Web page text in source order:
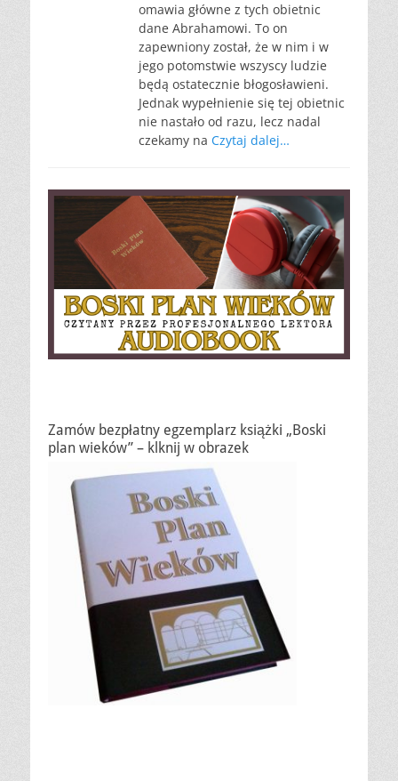
omawia główne z tych obietnic
dane Abrahamowi. To on
zapewniony został, że w nim i w
jego potomstwie wszyscy ludzie
będą ostatecznie błogosławieni.
Jednak wypełnienie się tej obietnic
nie nastało od razu, lecz nadal
czekamy na Czytaj dalej…
Zamów bezpłatny egzemplarz książki „Boski
plan wieków” – klknij w obrazek